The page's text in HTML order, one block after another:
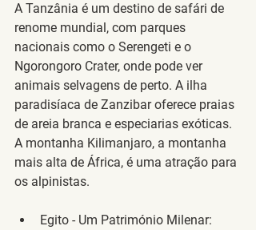
A Tanzânia é um destino de safári de
renome mundial, com parques
nacionais como o Serengeti e o
Ngorongoro Crater, onde pode ver
animais selvagens de perto. A ilha
paradisíaca de Zanzibar oferece praias
de areia branca e especiarias exóticas.
A montanha Kilimanjaro, a montanha
mais alta de África, é uma atração para
os alpinistas.
Egito - Um Património Milenar: